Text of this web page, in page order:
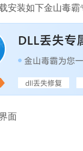
安装如下金山毒
面